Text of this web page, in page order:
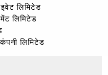
लिमिटेड
लिमिटेड
लिमिटेड